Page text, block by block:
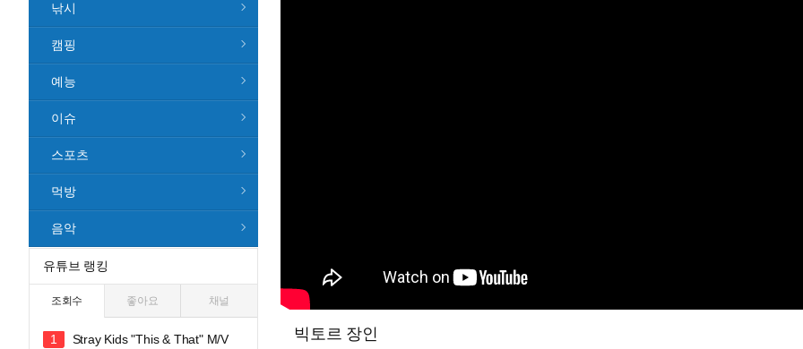
낚시
캠핑
예능
이슈
스포츠
먹방
음악
유튜브 랭킹
조회수 좋아요 채널
Stray Kids "This & That" M/V
빅토르 장인